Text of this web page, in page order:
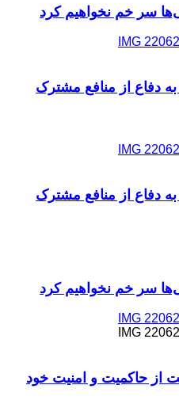
سر خم نخواهیم کرد
دفاع از منافع مشترک
دفاع از منافع مشترک
سر خم نخواهیم کرد
از حاکمیت و امنیت خود